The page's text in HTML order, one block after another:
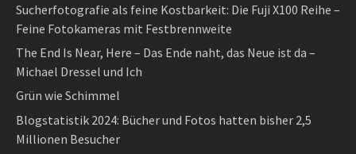
Sucherfotografie als feine Kostbarkeit: Die Fuji X100 Reihe –
Feine Fotokameras mit Festbrennweite
The End Is Near, Here – Das Ende naht, das Neue ist da –
Michael Dressel und Ich
Grün wie Schimmel
Blogstatistik 2024: Bücher und Fotos hatten bisher 2,5
Millionen Besucher